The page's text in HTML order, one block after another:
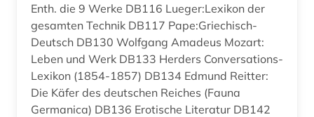
antisemitismus (2)
anzeiger (1)
aphorismus (1)
arabisch (11)
Osteuropa (40)
Ostmitteleuropa (7)
Palaestina (3)
Polen (18)
Enth. die 9 Werke DB116 Lueger:Lexikon der
gesamten Technik DB117 Pape:Griechisch-
Deutsch DB130 Wolfgang Amadeus Mozart:
Leben und Werk DB133 Herders Conversations-
Lexikon (1854-1857) DB134 Edmund Reitter:
Die Käfer des deutschen Reiches (Fauna
Germanica) DB136 Erotische Literatur DB142